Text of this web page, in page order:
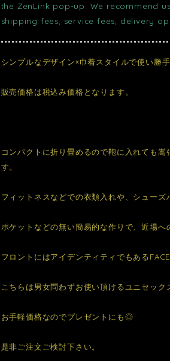
the ZenLink pop-up. We recommend
shipping fees, service fees, delivery
シンプルなデザイン×巾着スタイルで使い勝
販売価格は税込み価格となります。
コンパクトに折り畳めるので鞄に入れても
す。
フィットネスなどでの衣類入れや、シュー
ポケットなどの無い簡易的な作りで、近場
フロントにはアイデンティティでもある
こちらは男女問わずお使い頂けるユニセック
お手軽価格なのでプレゼントにも◎
是非ご注文ご検討下さい。